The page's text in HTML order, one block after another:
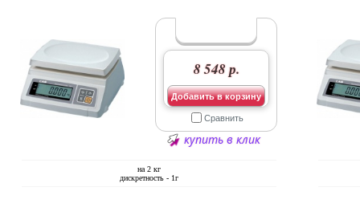
на 2 кг
дискретность - 1г
8 548 р.
Добавить в корзину
Сравнить
купить в клик